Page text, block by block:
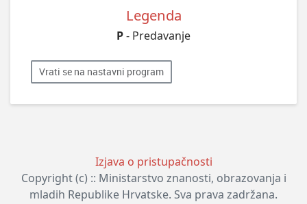
Legenda
P- Predavanje
Vrati se na nastavni program
Izjava o pristupačnosti
Copyright (c) :: Ministarstvo znanosti, obrazovanja i
mladih Republike Hrvatske. Sva prava zadržana.